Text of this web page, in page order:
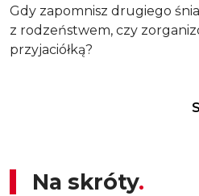
Gdy zapomnisz drugiego
z rodzeństwem, czy
przyjaciółką?
Na skróty